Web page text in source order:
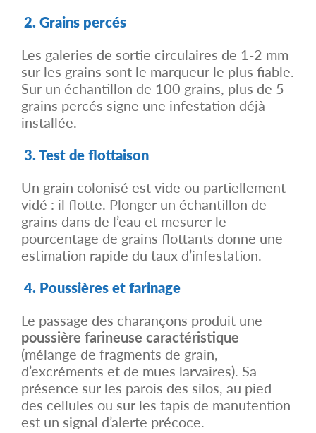
2. Grains percés
Les galeries de sortie circulaires de 1-2 mm
sur les grains sont le marqueur le plus fiable.
Sur un échantillon de 100 grains, plus de 5
grains percés signe une infestation déjà
installée.
3. Test de flottaison
Un grain colonisé est vide ou partiellement
vidé : il flotte. Plonger un échantillon de
grains dans de l’eau et mesurer le
pourcentage de grains flottants donne une
estimation rapide du taux d’infestation.
4. Poussières et farinage
Le passage des charançons produit une
poussière farineuse caractéristique
(mélange de fragments de grain,
d’excréments et de mues larvaires). Sa
présence sur les parois des silos, au pied
des cellules ou sur les tapis de manutention
est un signal d’alerte précoce.